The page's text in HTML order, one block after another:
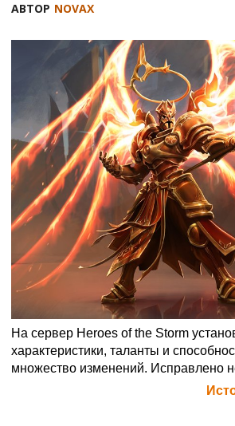
АВТОР NOVAX
На сервер Heroes of the Storm
характеристики, таланты и
множество изменений. Исправлено